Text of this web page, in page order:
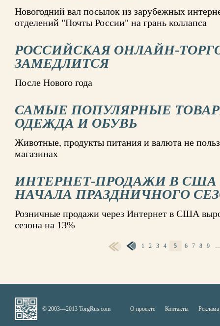
Новогодний вал посылок из зарубежных
отделений "Почты России" на грань коллапса
РОССИЙСКАЯ ОНЛАЙН-
ЗАМЕДЛИТСЯ
После Нового года
САМЫЕ ПОПУЛЯРНЫЕ
ОДЕЖДА И ОБУВЬ
Животные, продукты питания и валюта не
магазинах
ИНТЕРНЕТ-ПРОДАЖИ В
НАЧАЛА ПРАЗДНИЧНОГО
Розничные продажи через Интернет в США
сезона на 13%
1 2 3 4 5 6 7 8 9
© 2003—2013 TorgRus.com О проекте Контакты Реклама